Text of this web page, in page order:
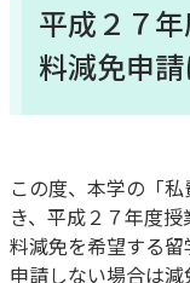
平成２７
料減免申
この度、本学の「
き、平成２７年度
料減免を希望する留
申請しない場合は